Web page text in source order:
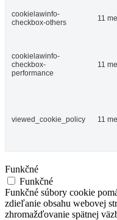
cookielawinfo-
checkbox-others
11
cookielawinfo-
checkbox-
performance
11
viewed_cookie_policy 11
Funkčné
Funkčné
Funkčné súbory cookie
zdieľanie obsahu webovej
zhromažďovanie spätnej